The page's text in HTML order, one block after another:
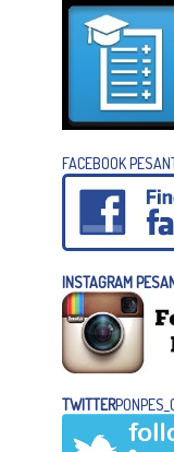
FACEBOOK
INSTAGRAM
TWITTER